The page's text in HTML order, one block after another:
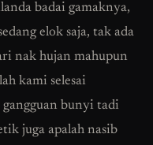
badai gamaknya,
elok saja, tak ada
nak hujan mahupun
kami selesai
gangguan bunyi tadi
juga apalah nasib